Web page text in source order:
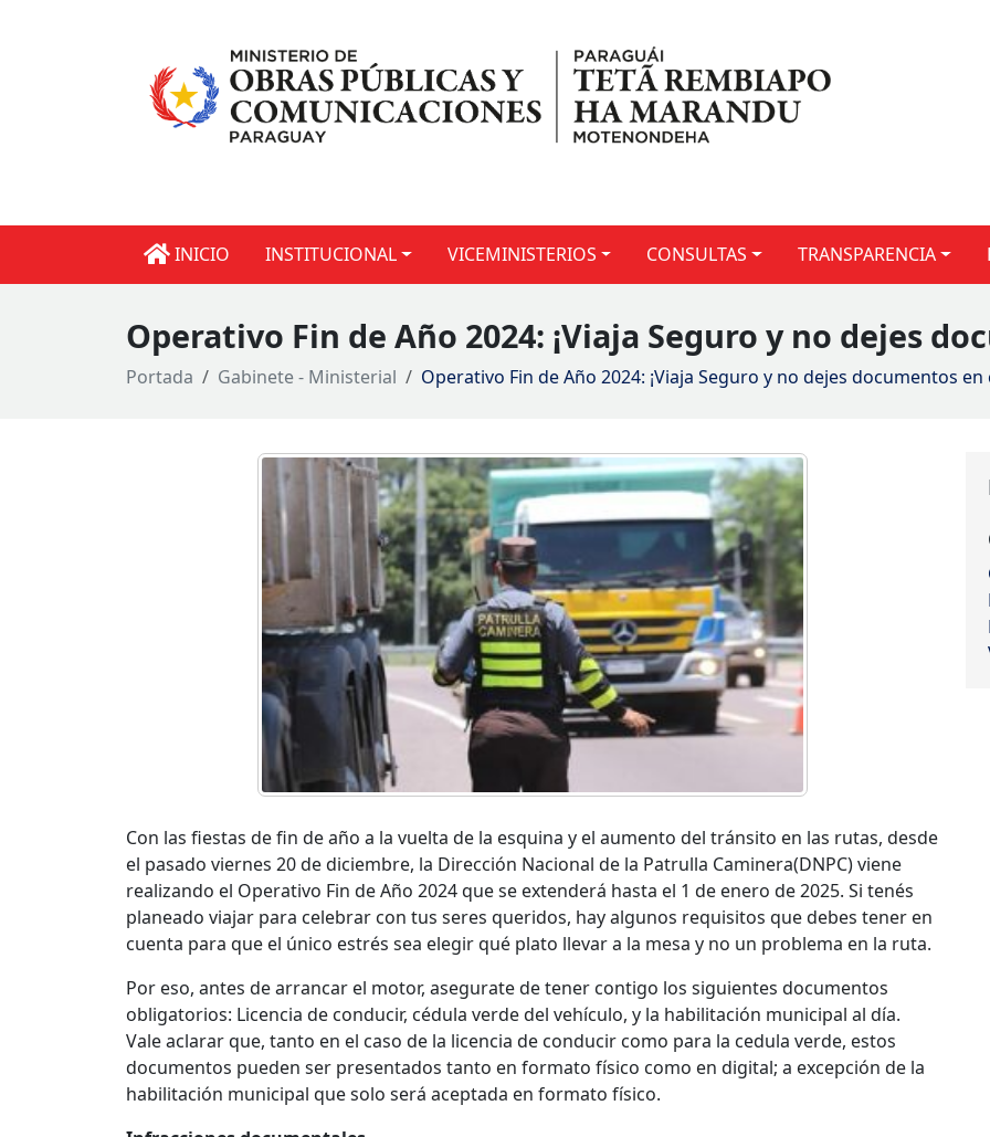
INICIO INSTITUCIONAL VICEMINISTERIOS CONSULTAS TRANSPARENCIA
Operativo Fin de Año 2024: ¡Viaja Seguro y no dejes
Portada Gabinete - Ministerial Operativo Fin de Año 2024: ¡Viaja Seguro y no dejes documentos en
Con las fiestas de fin de año a la vuelta de la esquina y el aumento del tránsito en las rutas, desde
el pasado viernes 20 de diciembre, la Dirección Nacional de la Patrulla Caminera(DNPC) viene
realizando el Operativo Fin de Año 2024 que se extenderá hasta el 1 de enero de 2025. Si tenés
planeado viajar para celebrar con tus seres queridos, hay algunos requisitos que debes tener en
cuenta para que el único estrés sea elegir qué plato llevar a la mesa y no un problema en la ruta.
Por eso, antes de arrancar el motor, asegurate de tener contigo los siguientes documentos
obligatorios: Licencia de conducir, cédula verde del vehículo, y la habilitación municipal al día.
Vale aclarar que, tanto en el caso de la licencia de conducir como para la cedula verde, estos
documentos pueden ser presentados tanto en formato físico como en digital; a excepción de la
habilitación municipal que solo será aceptada en formato físico.